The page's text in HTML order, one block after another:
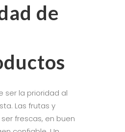
de
ser la prioridad al
Las frutas y
frescas, en buen